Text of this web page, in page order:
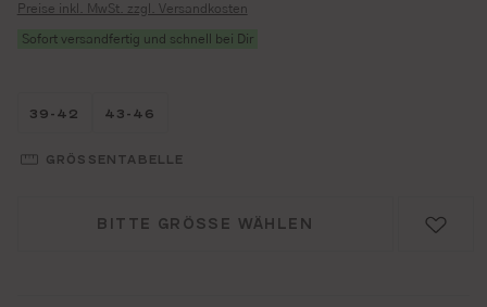
Preise inkl. MwSt. zzgl. Versandkosten
Sofort versandfertig und schnell bei Dir
Größe wählen
39-42 Größe wählen
43-46
GRÖSSENTABELLE
BITTE GRÖSSE WÄHLEN